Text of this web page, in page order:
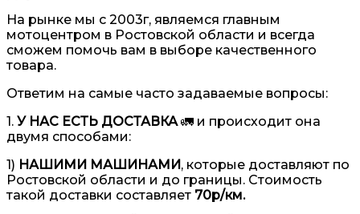
На рынке мы с 2003г, являемся главным
мотоцентром в Ростовской области и всегда
сможем помочь вам в выборе качественного
товара.
Ответим на самые часто задаваемые вопросы:
1. У НАС ЕСТЬ ДОСТАВКА🚛 и происходит она
двумя способами:
1) НАШИМИ МАШИНАМИ, которые доставляют по
Ростовской области и до границы. Стоимость
такой доставки составляет 70р/км.